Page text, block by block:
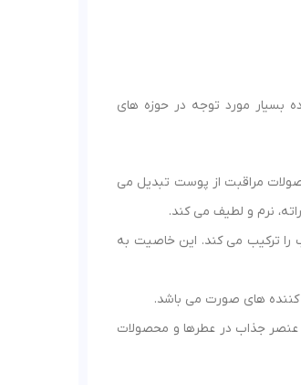
بسیار مورد توجه در حوزه های
مراقبت از پوست تبدیل می
نرم و لطیف می کند.
را ترکیب می کند. این خاصیت به
کننده های صورت می باشد.
عنصر جذاب در عطرها و محصولات